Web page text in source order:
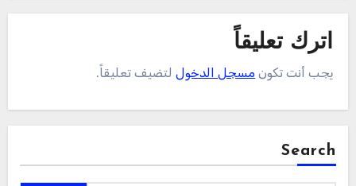
اترك تعليقاً
يجب أنت تكون مسجل الدخوللتضيف تعليقاً.
Search